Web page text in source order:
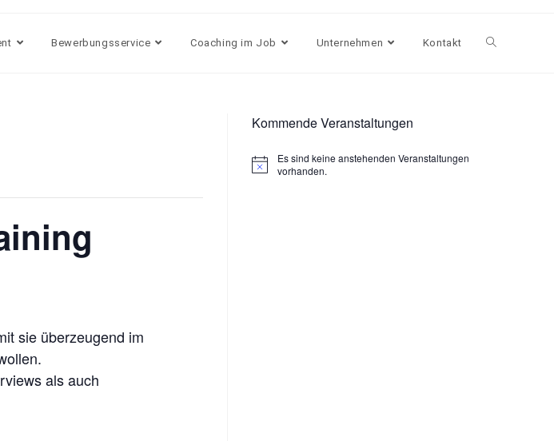
Bewerbungsservice Coaching im Job Unternehmen Kontakt
sie überzeugend im
als auch
Kommende Veranstaltungen
H
Es sind keine anstehenden Veranstaltungen
vorhanden.